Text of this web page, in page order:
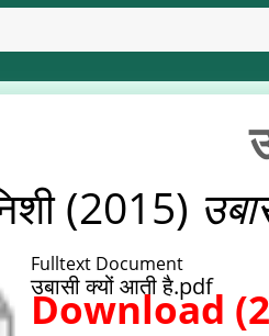
(2015)
Fulltext Document
उबासी क्यों आती है.pdf
Download